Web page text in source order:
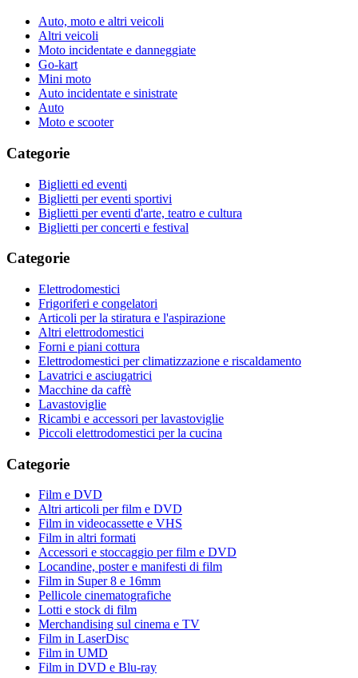
Auto, moto e altri veicoli
Altri veicoli
Moto incidentate e danneggiate
Go-kart
Mini moto
Auto incidentate e sinistrate
Auto
Moto e scooter
Categorie
Biglietti ed eventi
Biglietti per eventi sportivi
Biglietti per eventi d'arte, teatro e cultura
Biglietti per concerti e festival
Categorie
Elettrodomestici
Frigoriferi e congelatori
Articoli per la stiratura e l'aspirazione
Altri elettrodomestici
Forni e piani cottura
Elettrodomestici per climatizzazione e riscaldamento
Lavatrici e asciugatrici
Macchine da caffè
Lavastoviglie
Ricambi e accessori per lavastoviglie
Piccoli elettrodomestici per la cucina
Categorie
Film e DVD
Altri articoli per film e DVD
Film in videocassette e VHS
Film in altri formati
Accessori e stoccaggio per film e DVD
Locandine, poster e manifesti di film
Film in Super 8 e 16mm
Pellicole cinematografiche
Lotti e stock di film
Merchandising sul cinema e TV
Film in LaserDisc
Film in UMD
Film in DVD e Blu-ray